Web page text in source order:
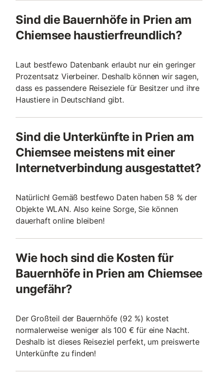
Sind die Bauernhöfe in Prien am
Chiemsee haustierfreundlich?
Laut bestfewo Datenbank erlaubt nur ein geringer
Prozentsatz Vierbeiner. Deshalb können wir sagen,
dass es passendere Reiseziele für Besitzer und ihre
Haustiere in Deutschland gibt.
Sind die Unterkünfte in Prien am
Chiemsee meistens mit einer
Internetverbindung ausgestattet?
Natürlich! Gemäß bestfewo Daten haben 58 % der
Objekte WLAN. Also keine Sorge, Sie können
dauerhaft online bleiben!
Wie hoch sind die Kosten für
Bauernhöfe in Prien am Chiemsee
ungefähr?
Der Großteil der Bauernhöfe (92 %) kostet
normalerweise weniger als 100 € für eine Nacht.
Deshalb ist dieses Reiseziel perfekt, um preiswerte
Unterkünfte zu finden!